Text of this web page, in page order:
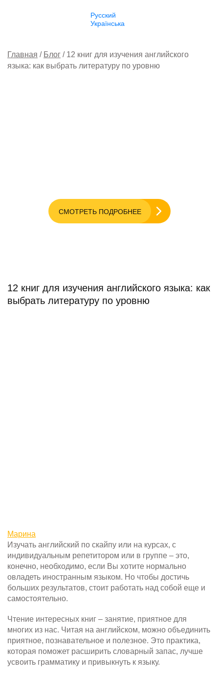
Русский
Українська
Главная Блог
12 книг для изучения английского
языка: как выбрать литературу по уровню
СМОТРЕТЬ ПОДРОБНЕЕ
12 книг для изучения английского языка: как
выбрать литературу по уровню
Марина
Изучать английский по скайпу или на курсах, с
индивидуальным репетитором или в группе – это,
конечно, необходимо, если Вы хотите нормально
овладеть иностранным языком. Но чтобы достичь
больших результатов, стоит работать над собой еще и
самостоятельно.
Чтение интересных книг – занятие, приятное для
многих из нас. Читая на английском, можно объединить
приятное, познавательное и полезное. Это практика,
которая поможет расширить словарный запас, лучше
усвоить грамматику и привыкнуть к языку.